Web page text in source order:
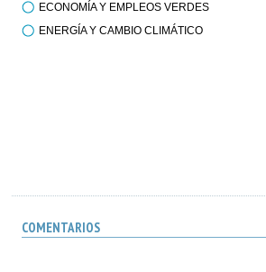
ECONOMÍA Y EMPLEOS VERDES
ENERGÍA Y CAMBIO CLIMÁTICO
COMENTARIOS